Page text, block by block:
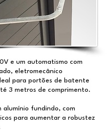
e um automatismo com
eletromecânico
para portões de batente
3 metros de comprimento.
alumínio fundindo, com
para aumentar a robustez